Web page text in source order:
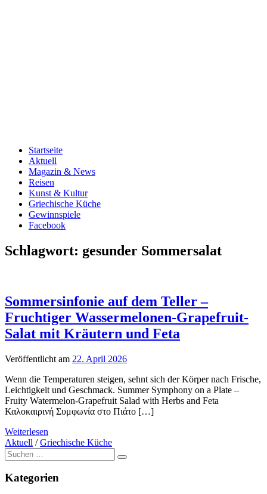
Startseite
Aktuell
Magazin & News
Reisen
Kunst & Kultur
Griechische Küche
Gewinnspiele
Facebook
Schlagwort: gesunder Sommersalat
Sommersinfonie auf dem Teller –
Fruchtiger Wassermelonen-Grapefruit-
Salat mit Kräutern und Feta
Veröffentlicht am 22. April 2026
Wenn die Temperaturen steigen, sehnt sich der Körper nach Frische,
Leichtigkeit und Geschmack. Summer Symphony on a Plate –
Fruity Watermelon-Grapefruit Salad with Herbs and Feta
Καλοκαιρινή Συμφωνία στο Πιάτο […]
Weiterlesen
Aktuell /Griechische Küche
Suche
nach:
Kategorien